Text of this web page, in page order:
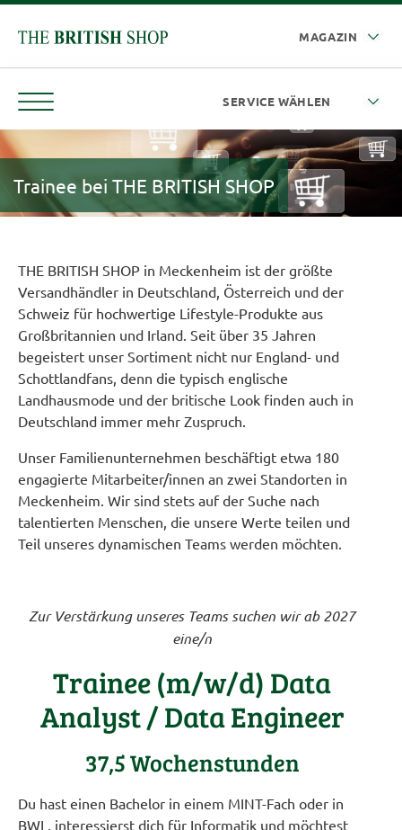
Trainee bei THE BRITISH SHOP
THE BRITISH SHOP in Meckenheim ist der größte
Versandhändler in Deutschland, Österreich und der
Schweiz für hochwertige Lifestyle-Produkte aus
Großbritannien und Irland. Seit über 35 Jahren
begeistert unser Sortiment nicht nur England- und
Schottlandfans, denn die typisch englische
Landhausmode und der britische Look finden auch in
Deutschland immer mehr Zuspruch.
Unser Familienunternehmen beschäftigt etwa 180
engagierte Mitarbeiter/innen an zwei Standorten in
Meckenheim. Wir sind stets auf der Suche nach
talentierten Menschen, die unsere Werte teilen und
Teil unseres dynamischen Teams werden möchten.
Zur Verstärkung unseres Teams suchen wir ab 2027
eine/n
Trainee (m/w/d) Data
Analyst / Data Engineer
37,5 Wochenstunden
Du hast einen Bachelor in einem MINT-Fach oder in
BWL, interessierst dich für Informatik und möchtest